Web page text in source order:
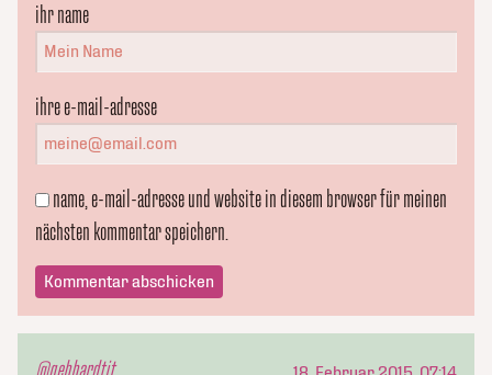
ihr name
ihre e-mail-adresse
name, e-mail-adresse und website in diesem browser für meinen
nächsten kommentar speichern.